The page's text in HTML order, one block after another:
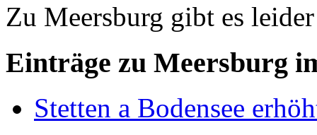
Zu Meersburg gibt es
Einträge zu Meersburg
Stetten a Bodensee